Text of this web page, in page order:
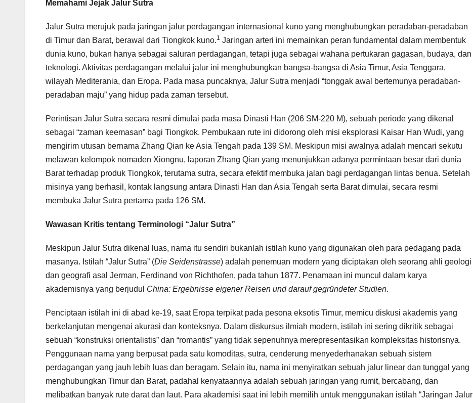
Memahami Jejak Jalur Sutra
Jalur Sutra merujuk pada jaringan jalur perdagangan internasional kuno yang menghubungkan peradaban-peradaban
di Timur dan Barat, berawal dari Tiongkok kuno.1 Jaringan arteri ini memainkan peran fundamental dalam membentuk
dunia kuno, bukan hanya sebagai saluran perdagangan, tetapi juga sebagai wahana pertukaran gagasan, budaya, dan
teknologi. Aktivitas perdagangan melalui jalur ini menghubungkan bangsa-bangsa di Asia Timur, Asia Tenggara,
wilayah Mediterania, dan Eropa. Pada masa puncaknya, Jalur Sutra menjadi “tonggak awal bertemunya peradaban-
peradaban maju” yang hidup pada zaman tersebut.
Perintisan Jalur Sutra secara resmi dimulai pada masa Dinasti Han (206 SM-220 M), sebuah periode yang dikenal
sebagai “zaman keemasan” bagi Tiongkok. Pembukaan rute ini didorong oleh misi eksplorasi Kaisar Han Wudi, yang
mengirim utusan bernama Zhang Qian ke Asia Tengah pada 139 SM. Meskipun misi awalnya adalah mencari sekutu
melawan kelompok nomaden Xiongnu, laporan Zhang Qian yang menunjukkan adanya permintaan besar dari dunia
Barat terhadap produk Tiongkok, terutama sutra, secara efektif membuka jalan bagi perdagangan lintas benua. Setelah
misinya yang berhasil, kontak langsung antara Dinasti Han dan Asia Tengah serta Barat dimulai, secara resmi
membuka Jalur Sutra pertama pada 126 SM.
Wawasan Kritis tentang Terminologi “Jalur Sutra”
Meskipun Jalur Sutra dikenal luas, nama itu sendiri bukanlah istilah kuno yang digunakan oleh para pedagang pada
masanya. Istilah “Jalur Sutra” (Die Seidenstrasse) adalah penemuan modern yang diciptakan oleh seorang ahli geologi
dan geografi asal Jerman, Ferdinand von Richthofen, pada tahun 1877. Penamaan ini muncul dalam karya
akademisnya yang berjudul China: Ergebnisse eigener Reisen und darauf gegründeter Studien.
Penciptaan istilah ini di abad ke-19, saat Eropa terpikat pada pesona eksotis Timur, memicu diskusi akademis yang
berkelanjutan mengenai akurasi dan konteksnya. Dalam diskursus ilmiah modern, istilah ini sering dikritik sebagai
sebuah “konstruksi orientalistis” dan “romantis” yang tidak sepenuhnya merepresentasikan kompleksitas historisnya.
Penggunaan nama yang berpusat pada satu komoditas, sutra, cenderung menyederhanakan sebuah sistem
perdagangan yang jauh lebih luas dan beragam. Selain itu, nama ini menyiratkan sebuah jalur linear dan tunggal yang
menghubungkan Timur dan Barat, padahal kenyataannya adalah sebuah jaringan yang rumit, bercabang, dan
melibatkan banyak rute darat dan laut. Para akademisi saat ini lebih memilih untuk menggunakan istilah “Jaringan Jalur